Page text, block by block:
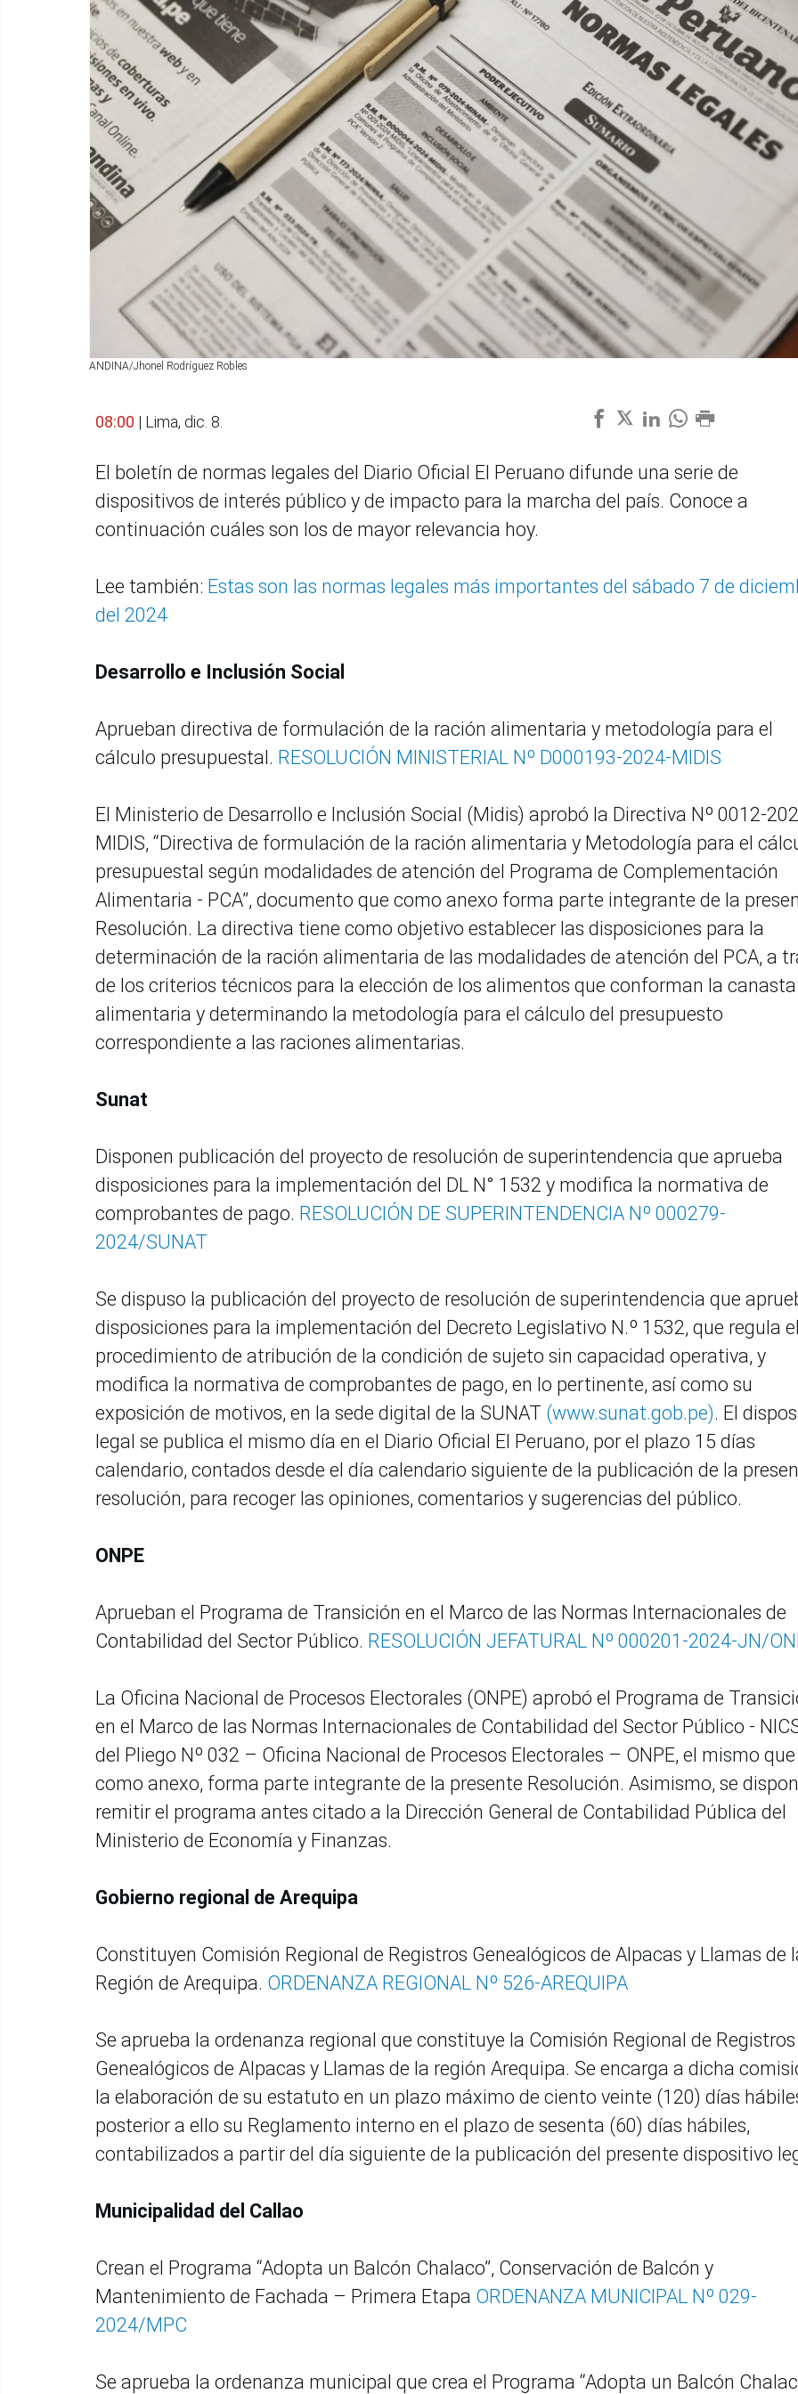
ANDINA/Jhonel Rodríguez Robles
08:00 | Lima, dic. 8.
El boletín de normas legales del Diario Oficial El Peruano difunde una serie de
dispositivos de interés público y de impacto para la marcha del país. Conoce a
continuación cuáles son los de mayor relevancia hoy.
Lee también: Estas son las normas legales más importantes del sábado 7 de
del 2024
Desarrollo e Inclusión Social
Aprueban directiva de formulación de la ración alimentaria y metodología para el
cálculo presupuestal. RESOLUCIÓN MINISTERIAL Nº D000193-2024-MIDIS
El Ministerio de Desarrollo e Inclusión Social (Midis) aprobó la Directiva Nº 0012-
MIDIS, “Directiva de formulación de la ración alimentaria y Metodología para el
presupuestal según modalidades de atención del Programa de Complementación
Alimentaria - PCA”, documento que como anexo forma parte integrante de la
Resolución. La directiva tiene como objetivo establecer las disposiciones para la
determinación de la ración alimentaria de las modalidades de atención del PCA, a
de los criterios técnicos para la elección de los alimentos que conforman la canasta
alimentaria y determinando la metodología para el cálculo del presupuesto
correspondiente a las raciones alimentarias.
Sunat
Disponen publicación del proyecto de resolución de superintendencia que aprueba
disposiciones para la implementación del DL N° 1532 y modifica la normativa de
comprobantes de pago. RESOLUCIÓN DE SUPERINTENDENCIA Nº 000279-
2024/SUNAT
Se dispuso la publicación del proyecto de resolución de superintendencia que
disposiciones para la implementación del Decreto Legislativo N.º 1532, que regula el
procedimiento de atribución de la condición de sujeto sin capacidad operativa, y
modifica la normativa de comprobantes de pago, en lo pertinente, así como su
exposición de motivos, en la sede digital de la SUNAT (www.sunat.gob.pe). El
legal se publica el mismo día en el Diario Oficial El Peruano, por el plazo 15 días
calendario, contados desde el día calendario siguiente de la publicación de la
resolución, para recoger las opiniones, comentarios y sugerencias del público.
ONPE
Aprueban el Programa de Transición en el Marco de las Normas Internacionales de
Contabilidad del Sector Público. RESOLUCIÓN JEFATURAL Nº 000201-2024-JN/
La Oficina Nacional de Procesos Electorales (ONPE) aprobó el Programa de
en el Marco de las Normas Internacionales de Contabilidad del Sector Público -
del Pliego Nº 032 – Oficina Nacional de Procesos Electorales – ONPE, el mismo que
como anexo, forma parte integrante de la presente Resolución. Asimismo, se
remitir el programa antes citado a la Dirección General de Contabilidad Pública del
Ministerio de Economía y Finanzas.
Gobierno regional de Arequipa
Constituyen Comisión Regional de Registros Genealógicos de Alpacas y Llamas de
Región de Arequipa. ORDENANZA REGIONAL Nº 526-AREQUIPA
Se aprueba la ordenanza regional que constituye la Comisión Regional de Registros
Genealógicos de Alpacas y Llamas de la región Arequipa. Se encarga a dicha
la elaboración de su estatuto en un plazo máximo de ciento veinte (120) días
posterior a ello su Reglamento interno en el plazo de sesenta (60) días hábiles,
contabilizados a partir del día siguiente de la publicación del presente dispositivo
Municipalidad del Callao
Crean el Programa “Adopta un Balcón Chalaco”, Conservación de Balcón y
Mantenimiento de Fachada – Primera Etapa ORDENANZA MUNICIPAL Nº 029-
2024/MPC
Se aprueba la ordenanza municipal que crea el Programa “Adopta un Balcón